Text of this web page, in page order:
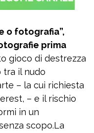
o fotografia”,
prima
gioco di destrezza
tra il nudo
– la cui richiesta
– e il rischio
in un
scopo.La